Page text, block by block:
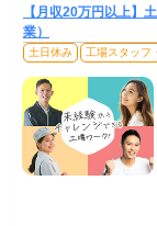
【月収20万円以上】
業）
土日休み 工場スタッフ